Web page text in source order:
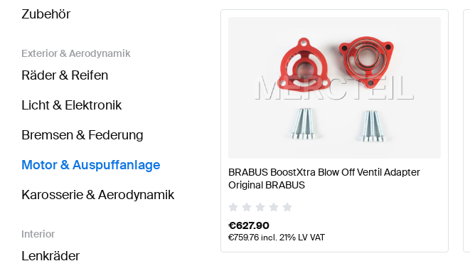
Zubehör
Exterior & Aerodynamik
Räder & Reifen
Licht & Elektronik
Bremsen & Federung
Motor & Auspuffanlage
Karosserie & Aerodynamik
Interior
Lenkräder
BRABUS BoostXtra Blow Off Ventil Adapter
Original BRABUS
€627.90
€759.76incl. 21% LV VAT